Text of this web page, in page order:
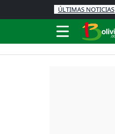
ÚLTIMAS NOTICIAS